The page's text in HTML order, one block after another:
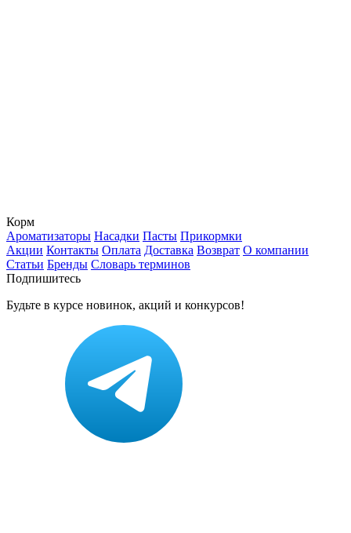
Корм
Ароматизаторы Насадки Пасты Прикормки
Акции Контакты Оплата Доставка Возврат О компании
Статьи Бренды Словарь терминов
Подпишитесь
Будьте в курсе новинок, акций и конкурсов!